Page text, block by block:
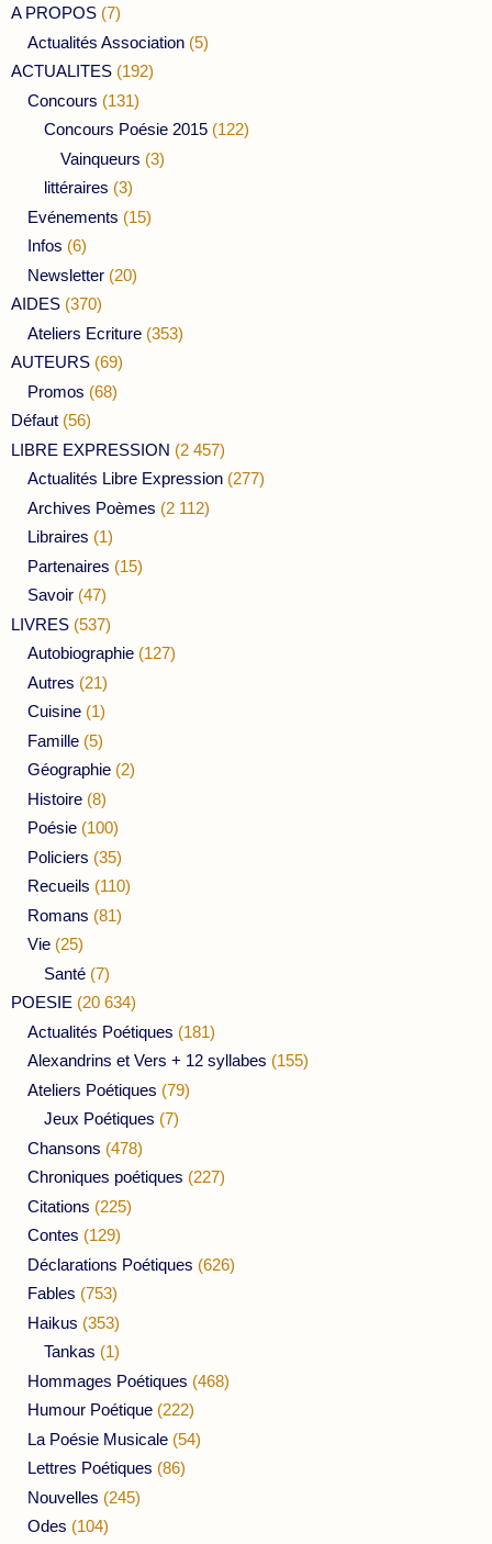
A PROPOS (7)
Actualités Association (5)
ACTUALITES (192)
Concours (131)
Concours Poésie 2015 (122)
Vainqueurs (3)
littéraires (3)
Evénements (15)
Infos (6)
Newsletter (20)
AIDES (370)
Ateliers Ecriture (353)
AUTEURS (69)
Promos (68)
Défaut (56)
LIBRE EXPRESSION (2 457)
Actualités Libre Expression (277)
Archives Poèmes (2 112)
Libraires (1)
Partenaires (15)
Savoir (47)
LIVRES (537)
Autobiographie (127)
Autres (21)
Cuisine (1)
Famille (5)
Géographie (2)
Histoire (8)
Poésie (100)
Policiers (35)
Recueils (110)
Romans (81)
Vie (25)
Santé (7)
POESIE (20 634)
Actualités Poétiques (181)
Alexandrins et Vers + 12 syllabes (155)
Ateliers Poétiques (79)
Jeux Poétiques (7)
Chansons (478)
Chroniques poétiques (227)
Citations (225)
Contes (129)
Déclarations Poétiques (626)
Fables (753)
Haikus (353)
Tankas (1)
Hommages Poétiques (468)
Humour Poétique (222)
La Poésie Musicale (54)
Lettres Poétiques (86)
Nouvelles (245)
Odes (104)